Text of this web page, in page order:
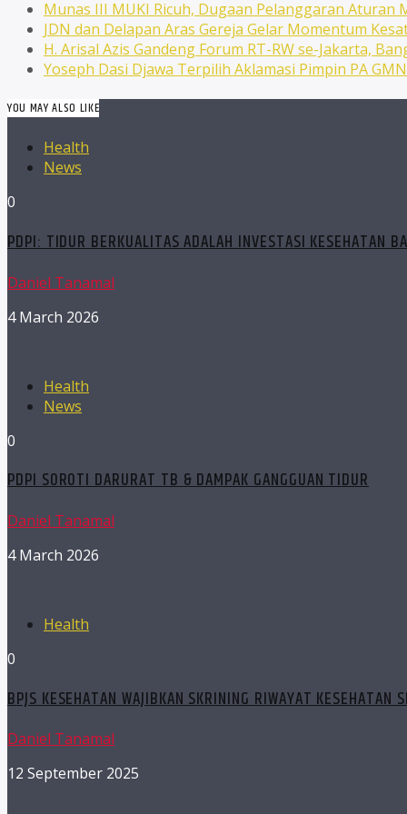
Munas III MUKI Ricuh, Dugaan Pelanggaran Aturan
JDN dan Delapan Aras Gereja Gelar Momentum
H. Arisal Azis Gandeng Forum RT-RW se-Jakarta,
Yoseph Dasi Djawa Terpilih Aklamasi Pimpin PA
YOU MAY ALSO LIKE
Health
News
0
PDPI: TIDUR BERKUALITAS ADALAH INVESTASI KESEHATAN
Daniel Tanamal
4 March 2026
Health
News
0
PDPI SOROTI DARURAT TB & DAMPAK GANGGUAN TIDUR
Daniel Tanamal
4 March 2026
Health
0
BPJS KESEHATAN WAJIBKAN SKRINING RIWAYAT KESEHATAN
Daniel Tanamal
12 September 2025